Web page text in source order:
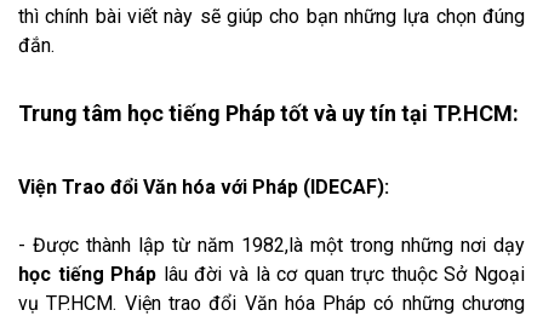
thì chính bài viết này sẽ giúp cho bạn những lựa chọn đúng
đắn.
Trung tâm học tiếng Pháp tốt và uy tín tại TP.HCM:
Viện Trao đổi Văn hóa với Pháp (IDECAF):
- Được thành lập từ năm 1982,là một trong những nơi dạy
học tiếng Pháp lâu đời và là cơ quan trực thuộc Sở Ngoại
vụ TP.HCM. Viện trao đổi Văn hóa Pháp có những chương